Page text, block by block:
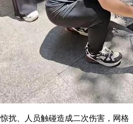
、人员触碰造成二次伤害，网格